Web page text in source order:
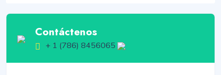
Contáctenos
+ 1 (786) 8456065